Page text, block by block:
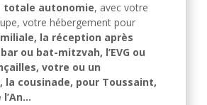
totale autonomie, avec votre
votre hébergement pour
la réception après
ou bat-mitzvah, l’EVG ou
votre ou un
la cousinade, pour Toussaint,
l’An…